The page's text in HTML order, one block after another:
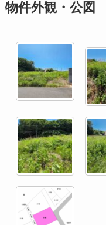
物件外観・公図